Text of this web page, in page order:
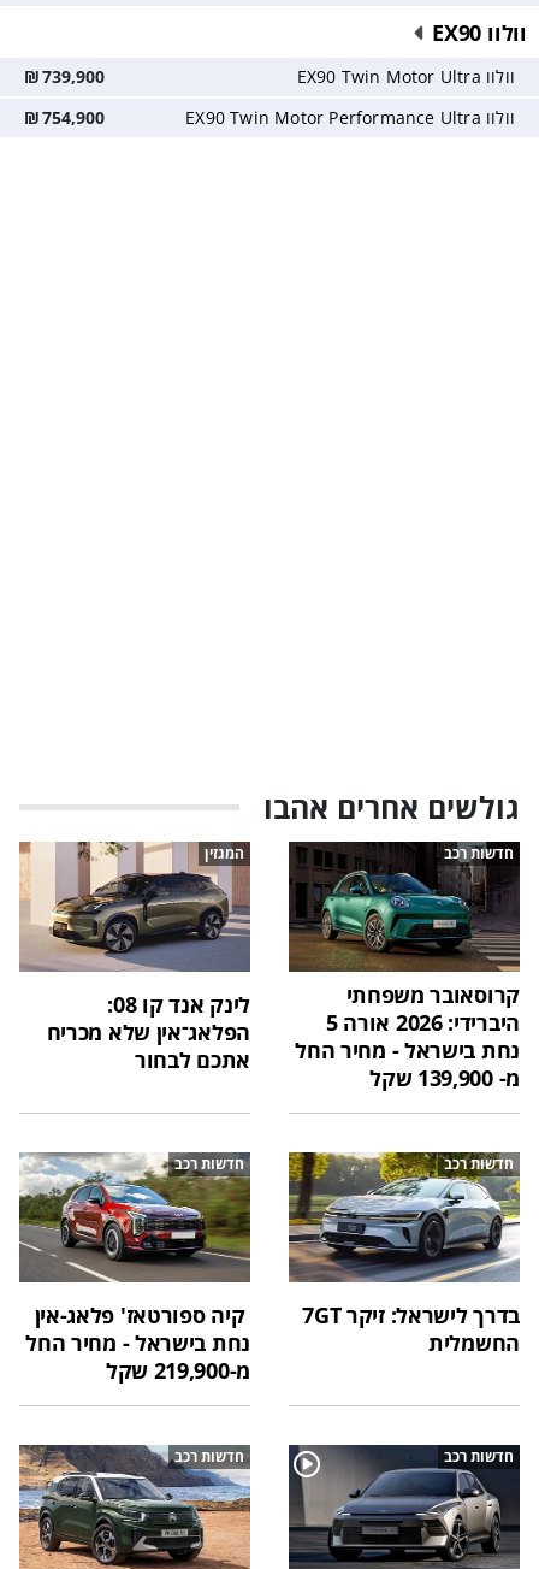
וולוו EX90
וולוו EX90 Twin Motor Ultra 739,900
₪
וולוו EX90 Twin Motor Performance Ultra
754,900
₪
גולשים אחרים אהבו
חדשות רכב
קרוסאובר משפחתי
היברידי: 2026 אורה 5
נחת בישראל - מחיר החל
מ- 139,900 שקל
המגזין
לינק אנד קו 08:
הפלאג־אין שלא מכריח
אתכם לבחור
חדשות רכב
בדרך לישראל: זיקר 7GT
החשמלית
חדשות רכב
קיה ספורטאז' פלאג-אין
נחת בישראל - מחיר החל
מ-219,900 שקל
חדשות רכב חדשות רכב